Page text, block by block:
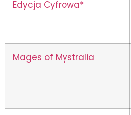
Edycja Cyfrowa*
Mages of Mystralia